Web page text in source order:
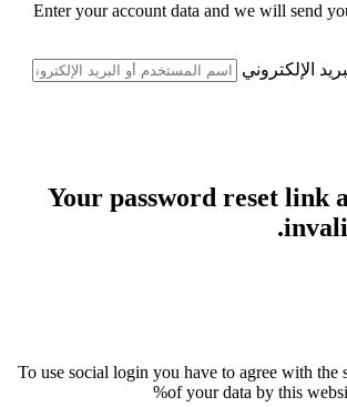
Enter your account data and we will send
الإلكتروني
Your password reset link
To use social login you have to agree with the
of your data by this